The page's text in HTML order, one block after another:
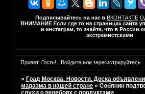
Подписывайтесь на нас в ВКОНТАКТЕ
ВНИМАНИЕ Если где то на страницах сайта
и инстаграм, то знайте, что в России
экстремистскими
Привет, Гость! Войдитеили зарегистрируйтесь.
» Град Москва. Новости. Доска
маразма в нашей стране »Собянин